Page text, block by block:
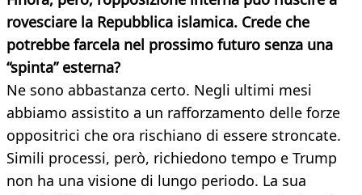
rovesciare la Repubblica islamica. Crede che
potrebbe farcela nel prossimo futuro senza una
“spinta” esterna?
Ne sono abbastanza certo. Negli ultimi mesi
abbiamo assistito a un rafforzamento delle forze
oppositrici che ora rischiano di essere stroncate.
Simili processi, però, richiedono tempo e Trump
non ha una visione di lungo periodo. La sua